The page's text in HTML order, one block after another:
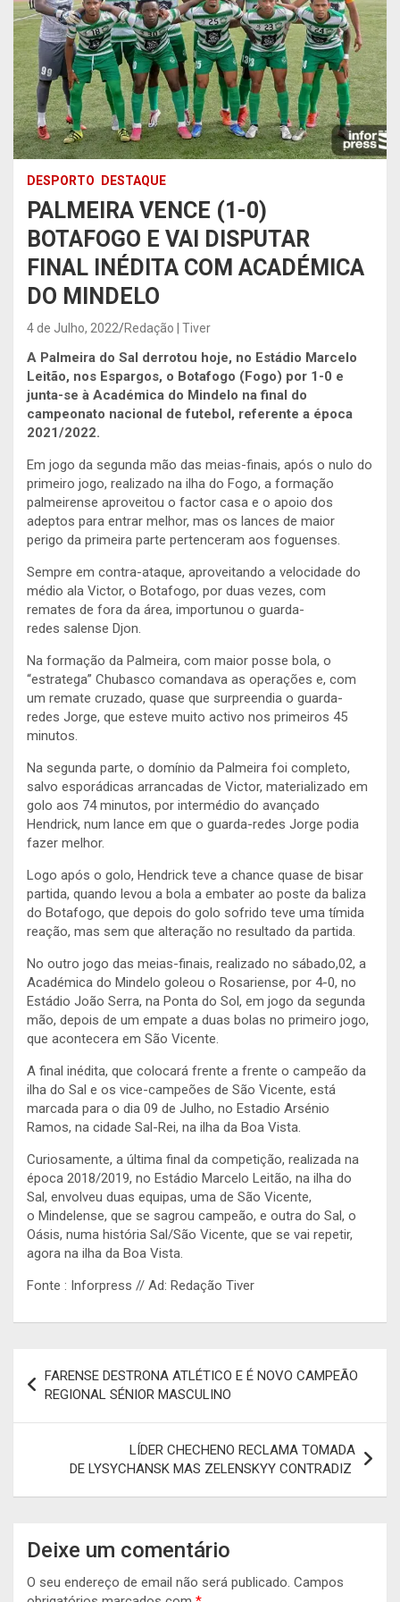
DESPORTO DESTAQUE
PALMEIRA VENCE (1-0)
BOTAFOGO E VAI DISPUTAR
FINAL INÉDITA COM ACADÉMICA
DO MINDELO
4 de Julho, 2022 Redação | Tiver
A Palmeira do Sal derrotou hoje, no Estádio Marcelo
Leitão, nos Espargos, o Botafogo (Fogo) por 1-0 e
junta-se à Académica do Mindelo na final do
campeonato nacional de futebol, referente a época
2021/2022.
Em jogo da segunda mão das meias-finais, após o nulo do
primeiro jogo, realizado na ilha do Fogo, a formação
palmeirense aproveitou o factor casa e o apoio dos
adeptos para entrar melhor, mas os lances de maior
perigo da primeira parte pertenceram aos foguenses.
Sempre em contra-ataque, aproveitando a velocidade do
médio ala Victor, o Botafogo, por duas vezes, com
remates de fora da área, importunou o guarda-
redes salense Djon.
Na formação da Palmeira, com maior posse bola, o
“estratega” Chubasco comandava as operações e, com
um remate cruzado, quase que surpreendia o guarda-
redes Jorge, que esteve muito activo nos primeiros 45
minutos.
Na segunda parte, o domínio da Palmeira foi completo,
salvo esporádicas arrancadas de Victor, materializado em
golo aos 74 minutos, por intermédio do avançado
Hendrick, num lance em que o guarda-redes Jorge podia
fazer melhor.
Logo após o golo, Hendrick teve a chance quase de bisar
partida, quando levou a bola a embater ao poste da baliza
do Botafogo, que depois do golo sofrido teve uma tímida
reação, mas sem que alteração no resultado da partida.
No outro jogo das meias-finais, realizado no sábado,02, a
Académica do Mindelo goleou o Rosariense, por 4-0, no
Estádio João Serra, na Ponta do Sol, em jogo da segunda
mão, depois de um empate a duas bolas no primeiro jogo,
que acontecera em São Vicente.
A final inédita, que colocará frente a frente o campeão da
ilha do Sal e os vice-campeões de São Vicente, está
marcada para o dia 09 de Julho, no Estadio Arsénio
Ramos, na cidade Sal-Rei, na ilha da Boa Vista.
Curiosamente, a última final da competição, realizada na
época 2018/2019, no Estádio Marcelo Leitão, na ilha do
Sal, envolveu duas equipas, uma de São Vicente,
o Mindelense, que se sagrou campeão, e outra do Sal, o
Oásis, numa história Sal/São Vicente, que se vai repetir,
agora na ilha da Boa Vista.
Fonte : Inforpress // Ad: Redação Tiver
de
artigos
FARENSE DESTRONA ATLÉTICO E É NOVO CAMPEÃO
REGIONAL SÉNIOR MASCULINO
LÍDER CHECHENO RECLAMA TOMADA
DE LYSYCHANSK MAS ZELENSKYY CONTRADIZ
Deixe um comentário
O seu endereço de email não será publicado. Campos